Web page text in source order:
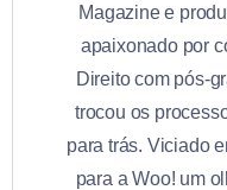
Magazine e
apaixonado por
Direito com pós-
trocou os
para trás. Viciado
para a Woo! um